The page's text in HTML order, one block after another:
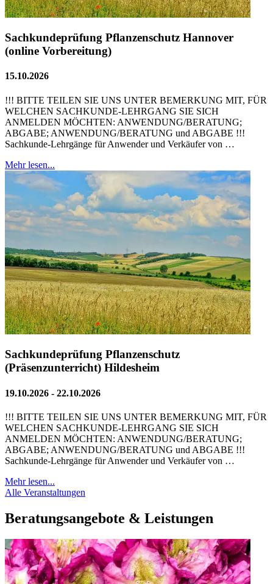
Sachkundeprüfung Pflanzenschutz Hannover
(online Vorbereitung)
15.10.2026
!!! BITTE TEILEN SIE UNS UNTER BEMERKUNG MIT, FÜR
WELCHEN SACHKUNDE-LEHRGANG SIE SICH
ANMELDEN MÖCHTEN: ANWENDUNG/BERATUNG;
ABGABE; ANWENDUNG/BERATUNG und ABGABE !!!
Sachkunde-Lehrgänge für Anwender und Verkäufer von …
Mehr lesen...
Sachkundeprüfung Pflanzenschutz
(Präsenzunterricht) Hildesheim
19.10.2026 - 22.10.2026
!!! BITTE TEILEN SIE UNS UNTER BEMERKUNG MIT, FÜR
WELCHEN SACHKUNDE-LEHRGANG SIE SICH
ANMELDEN MÖCHTEN: ANWENDUNG/BERATUNG;
ABGABE; ANWENDUNG/BERATUNG und ABGABE !!!
Sachkunde-Lehrgänge für Anwender und Verkäufer von …
Mehr lesen...
Alle Veranstaltungen
Beratungsangebote & Leistungen